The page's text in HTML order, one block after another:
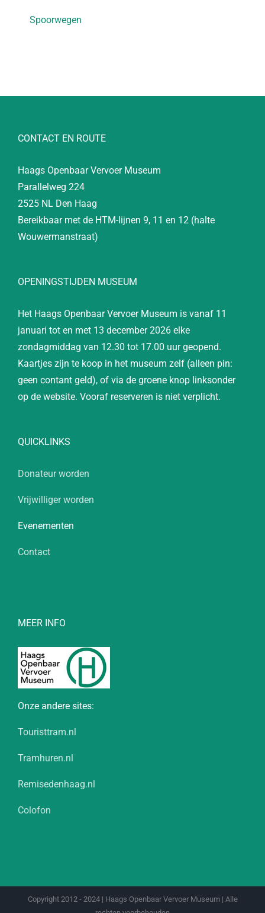
Spoorwegen
CONTACT EN ROUTE
Haags Openbaar Vervoer Museum
Parallelweg 224
2525 NL Den Haag
Bereikbaar met de HTM-lijnen 9, 11 en 12 (halte
Wouwermanstraat)
OPENINGSTIJDEN MUSEUM
Het Haags Openbaar Vervoer Museum is vanaf 11
januari tot en met 13 december 2026 elke
zondagmiddag van 12.30 tot 17.00 uur geopend.
Kaartjes zijn te koop in het museum zelf (alleen pin:
geen contant geld), of via de groene knop linksonder
op de website. Vooraf reserveren is niet verplicht.
QUICKLINKS
Donateur worden
Vrijwilliger worden
Evenementen
Contact
MEER INFO
Onze andere sites:
Touristtram.nl
Tramhuren.nl
Remisedenhaag.nl
Colofon
Copyright 2012 - 2024 | Haags Openbaar Vervoer Museum | Alle